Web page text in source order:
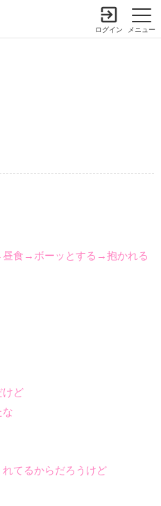
メニュー
ログイン
食→ボーッとする→抱かれる
けど
な
てるからだろうけど